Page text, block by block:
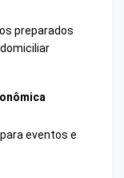
preparados
eventos e